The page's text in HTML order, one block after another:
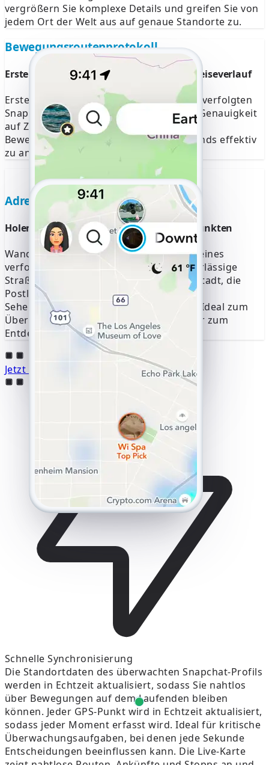
vergrößern Sie komplexe Details und greifen Sie von
jedem Ort der Welt aus auf genaue Standorte zu.
Bewegungsroutenprotokoll
Erstellen Sie in Sekundenschnelle einen Reiseverlauf
Erstellen Sie detaillierte Reiserouten des verfolgten
Snapchat-Kontos. Greifen Sie mit hoher Genauigkeit
auf Zeitstempel, besuchte Orte und
Bewegungsmuster zu, um Verhaltenstrends effektiv
zu analysieren.
Adresskarte
Holen Sie sich jetzt die Adresse von GPS-Punkten
Wandeln Sie beliebige GPS-Koordinaten eines
verfolgten Snapchat-Kontos in eine zuverlässige
Straßenadresse um. Bestimmen Sie die Stadt, die
Postleitzahl und bemerkenswerte
Sehenswürdigkeiten für jeden Standort. Ideal zum
Überprüfen von Standorten, Routen oder zum
Entdecken neuer Orte.
Jetzt mit der Verfolgung beginnen
Schnelle Synchronisierung
Die Standortdaten des überwachten Snapchat-Profils
werden in Echtzeit aktualisiert, sodass Sie nahtlos
über Bewegungen auf dem Laufenden bleiben
können. Jeder GPS-Punkt wird in Echtzeit aktualisiert,
sodass jeder Moment erfasst wird. Ideal für kritische
Überwachungsaufgaben, bei denen jede Sekunde
Entscheidungen beeinflussen kann. Die Live-Karte